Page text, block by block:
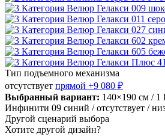
Тип подъемного механизма
отсутствует прямой +9 080 ₽
Выбранный вариант: 140×190 см / 1
Инфинити 09 синий / отсутствует /
Другой сценарий выбора
Хотите другой дизайн?